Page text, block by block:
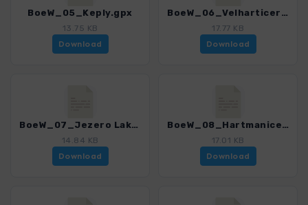
BoeW_05_Keply.gpx
13.75 KB
Download
BoeW_06_Velharticer Runde.gpx
17.77 KB
Download
BoeW_07_Jezero Laka.gpx
14.84 KB
Download
BoeW_08_Hartmanice-Breznik.gpx
17.01 KB
Download